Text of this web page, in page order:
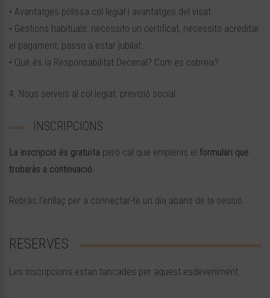
• Avantatges pòlissa col·legial i avantatges del visat
• Gestions habituals: necessito un certificat, necessito acreditar
el pagament, passo a estar jubilat…
• Què és la Responsabilitat Decenal? Com es cobreix?
4. Nous serveis al col·legiat: previsió social
INSCRIPCIONS
La inscripció és gratuïta però cal que emplenis el formulari que
trobaràs a continuació.
Rebràs l’enllaç per a connectar-te un dia abans de la sessió.
RESERVES
Les inscripcions estan tancades per aquest esdeveniment.